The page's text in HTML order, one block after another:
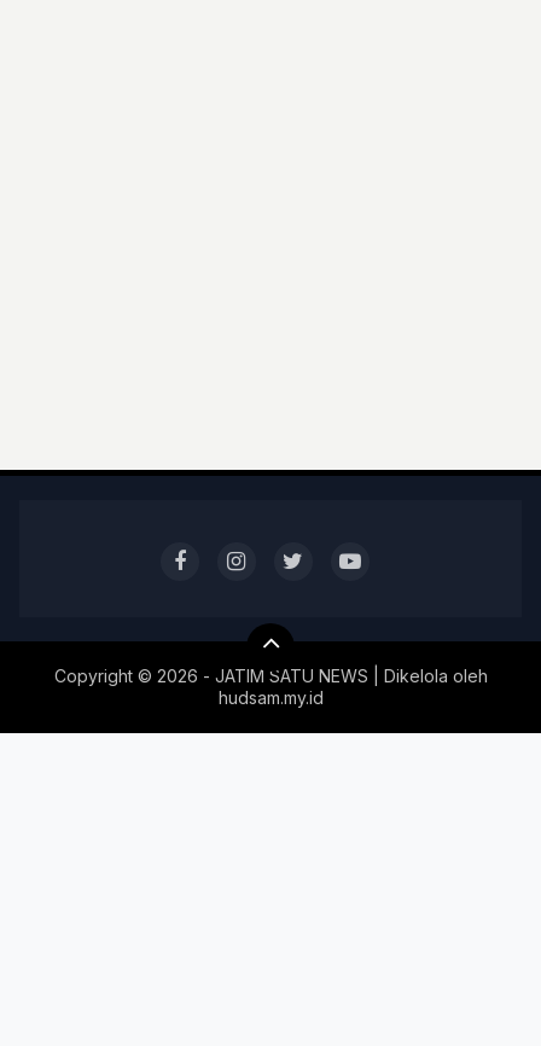
Copyright © 2026 - JATIM SATU NEWS | Dikelola oleh
hudsam.my.id